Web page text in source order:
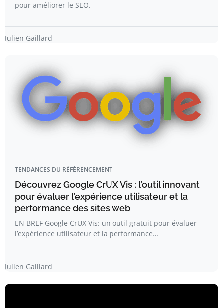
pour améliorer le SEO.
Julien Gaillard
TENDANCES DU RÉFÉRENCEMENT
Découvrez Google CrUX Vis : l’outil innovant
pour évaluer l’expérience utilisateur et la
performance des sites web
EN BREF Google CrUX Vis: un outil gratuit pour évaluer
l’expérience utilisateur et la performance…
Julien Gaillard